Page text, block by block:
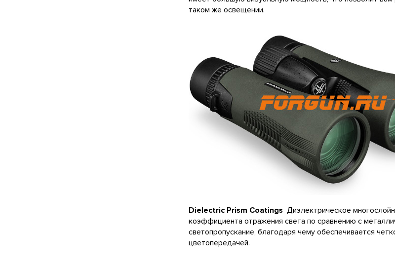
таком же освещении.
Dielectric Prism Coatings Диэлектрическое
коэффициента отражения света по сравнению с
светопропускание, благодаря чему обеспечивается
цветопередачей.